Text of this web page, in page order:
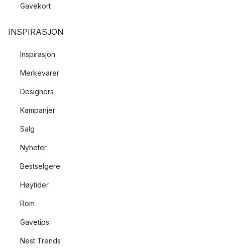
Gavekort
INSPIRASJON
Inspirasjon
Merkevarer
Designers
Kampanjer
Salg
Nyheter
Bestselgere
Høytider
Rom
Gavetips
Nest Trends